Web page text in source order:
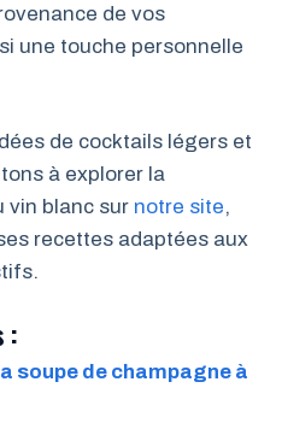
de vos
une touche personnelle
de cocktails légers et
à explorer la
vin blanc sur notre site,
recettes adaptées aux
:
soupe de champagne à